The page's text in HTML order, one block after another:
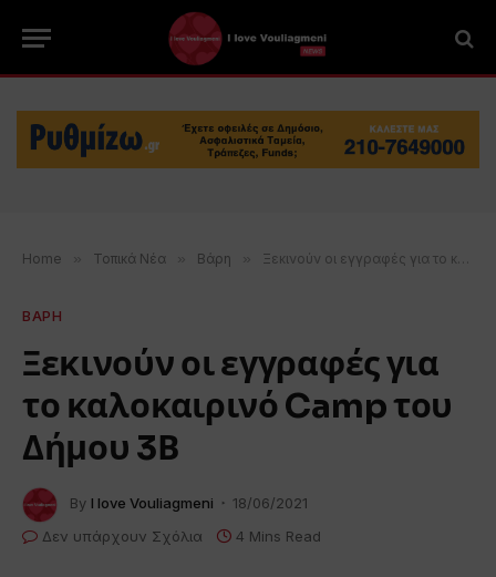
Home » Τοπικά Νέα » Βάρη » Ξεκινούν οι εγγραφές για το καλοκαιρινό Camp του Δήμου 3Β
ΒΑΡΗ
Ξεκινούν οι εγγραφές για
το καλοκαιρινό Camp του
Δήμου 3Β
By I love Vouliagmeni
18/06/2021
Δεν υπάρχουν Σχόλια
4 Mins Read